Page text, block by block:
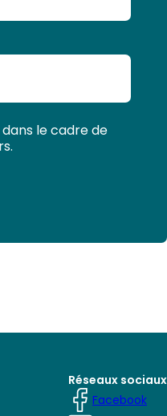
le cadre de
Réseaux sociaux
Facebook